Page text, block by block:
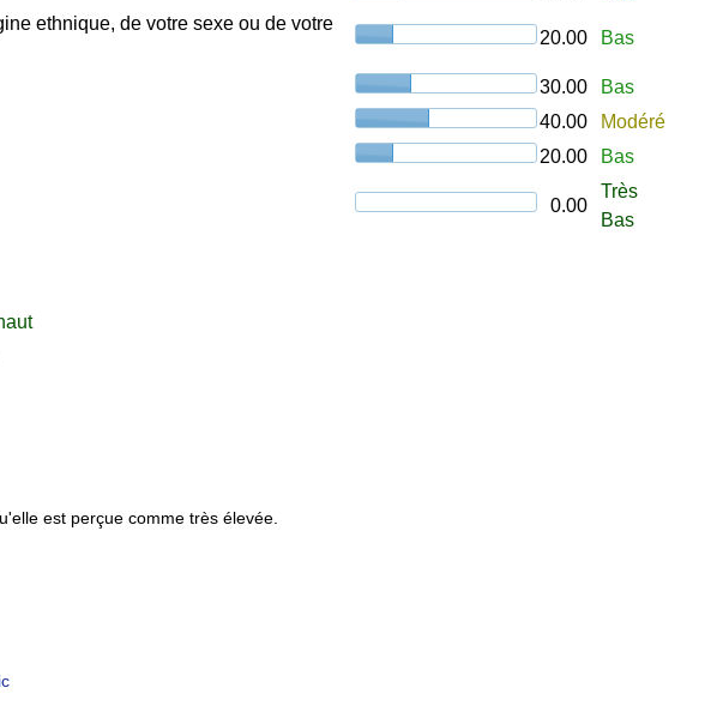
ethnique, de votre sexe ou de votre
20.00 Bas
30.00
Bas
40.00
Modéré
20.00 Bas
0.00
Très
Bas
est perçue comme très élevée.